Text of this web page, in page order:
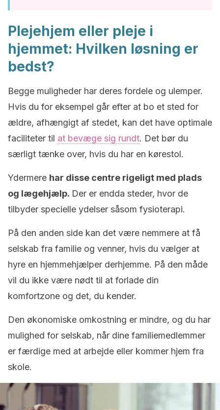
Plejehjem eller pleje i
hjemmet: Hvilken løsning er
bedst?
Begge muligheder har deres fordele og ulemper.
Hvis du for eksempel går efter at bo et sted for
ældre, afhængigt af stedet, kan det have optimale
faciliteter til at bevæge sig rundt. Det bør du
særligt tænke over, hvis du har en kørestol.
Ydermere har disse centre rigeligt med plads
og lægehjælp. Der er endda steder, hvor de
tilbyder specielle ydelser såsom fysioterapi.
På den anden side kan det være nemmere at få
selskab fra familie og venner, hvis du vælger at
hyre en hjemmehjælper derhjemme. På den måde
vil du ikke være nødt til at forlade din
komfortzone og det, du kender.
Den økonomiske omkostning er mindre, og du har
mulighed for selskab, når dine familiemedlemmer
er færdige med at arbejde eller kommer hjem fra
skole.